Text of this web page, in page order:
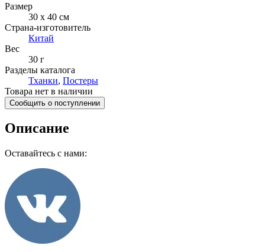
Размер
30 х 40 см
Страна-изготовитель
Китай
Вес
30 г
Разделы каталога
Тханки, Постеры
Товара нет в наличии
Сообщить о поступлении
Описание
Оставайтесь с нами: